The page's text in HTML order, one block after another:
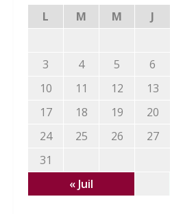
L M M J
3
4 5 6
10
11 12 13
17
18 19 20
24
25 26 27
31
« Juil